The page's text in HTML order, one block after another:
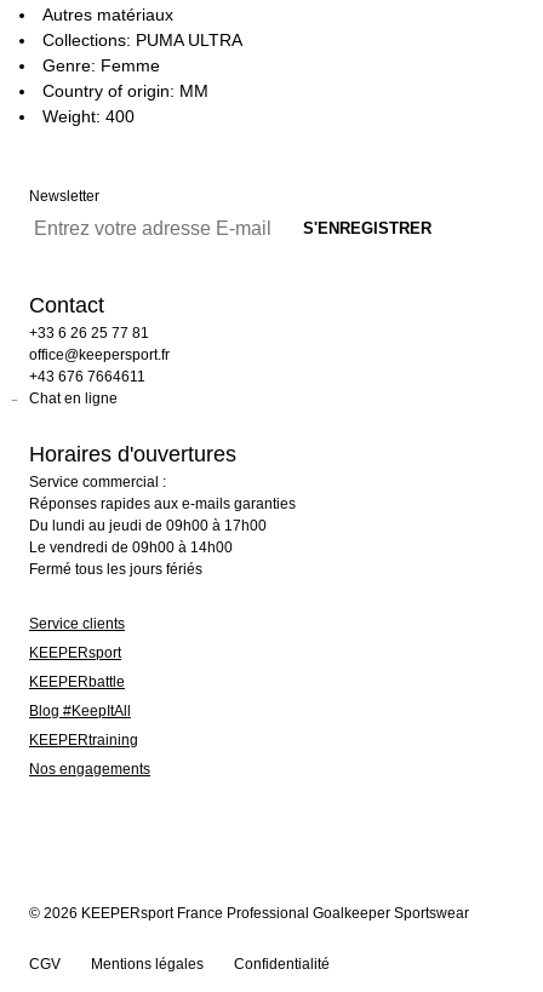
Autres matériaux
Collections: PUMA ULTRA
Genre: Femme
Country of origin: MM
Weight: 400
Newsletter
Contact
+33 6 26 25 77 81
office@keepersport.fr
+43 676 7664611
Chat en ligne
Horaires d'ouvertures
Service commercial :
Réponses rapides aux e-mails garanties
Du lundi au jeudi de 09h00 à 17h00
Le vendredi de 09h00 à 14h00
Fermé tous les jours fériés
Service clients
KEEPERsport
KEEPERbattle
Blog #KeepItAll
KEEPERtraining
Nos engagements
© 2026 KEEPERsport France Professional Goalkeeper Sportswear
CGV Mentions légales Confidentialité